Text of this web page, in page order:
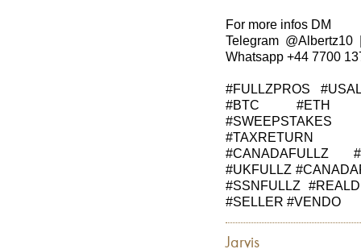
For more infos DM
Telegram
Whatsapp +44 7700
#FULLZPROS
#BTC #ETH
#SWEEPSTAKES
#TAXRETURN
#CANADAFULLZ
#UKFULLZ
#SSNFULLZ
#SELLER #VENDO
Jarvis